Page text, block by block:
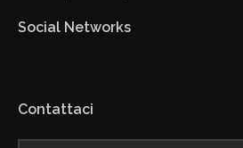
Social Networks
Contattaci